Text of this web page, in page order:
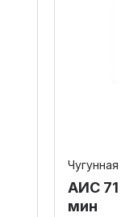
АИС
мин